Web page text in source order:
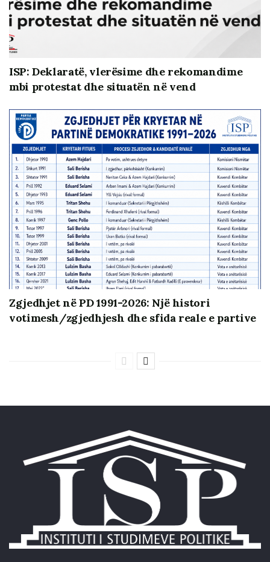
ISP: Deklaratë, vlerësime dhe rekomandime
mbi protestat dhe situatën në vend
Zgjedhjet në PD 1991-2026: Një histori
votimesh/zgjedhjesh dhe sfida reale e partive